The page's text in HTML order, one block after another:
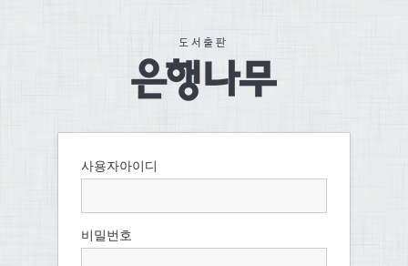
사용자아이디
비밀번호